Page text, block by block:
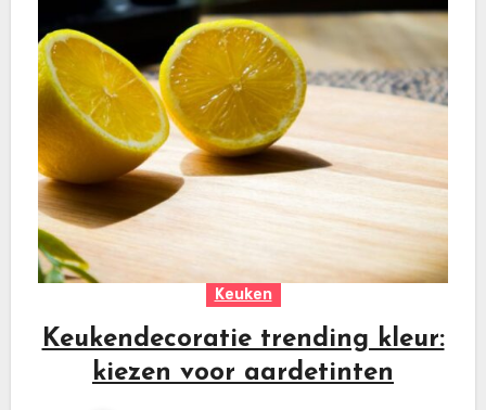
Keuken
Keukendecoratie trending kleur:
kiezen voor aardetinten